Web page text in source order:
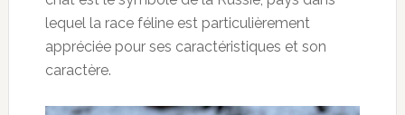
lequel la race féline est particulièrement
appréciée pour ses caractéristiques et son
caractère.